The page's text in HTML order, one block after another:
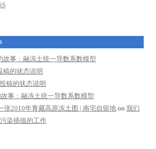
故事：融冻土统一导数系数模型
稿的状态说明
稿的状态说明
事：融冻土统一导数系数模型
张2010年青藏高原冻土图 | 南宅自留地 on 我们
染插值的工作